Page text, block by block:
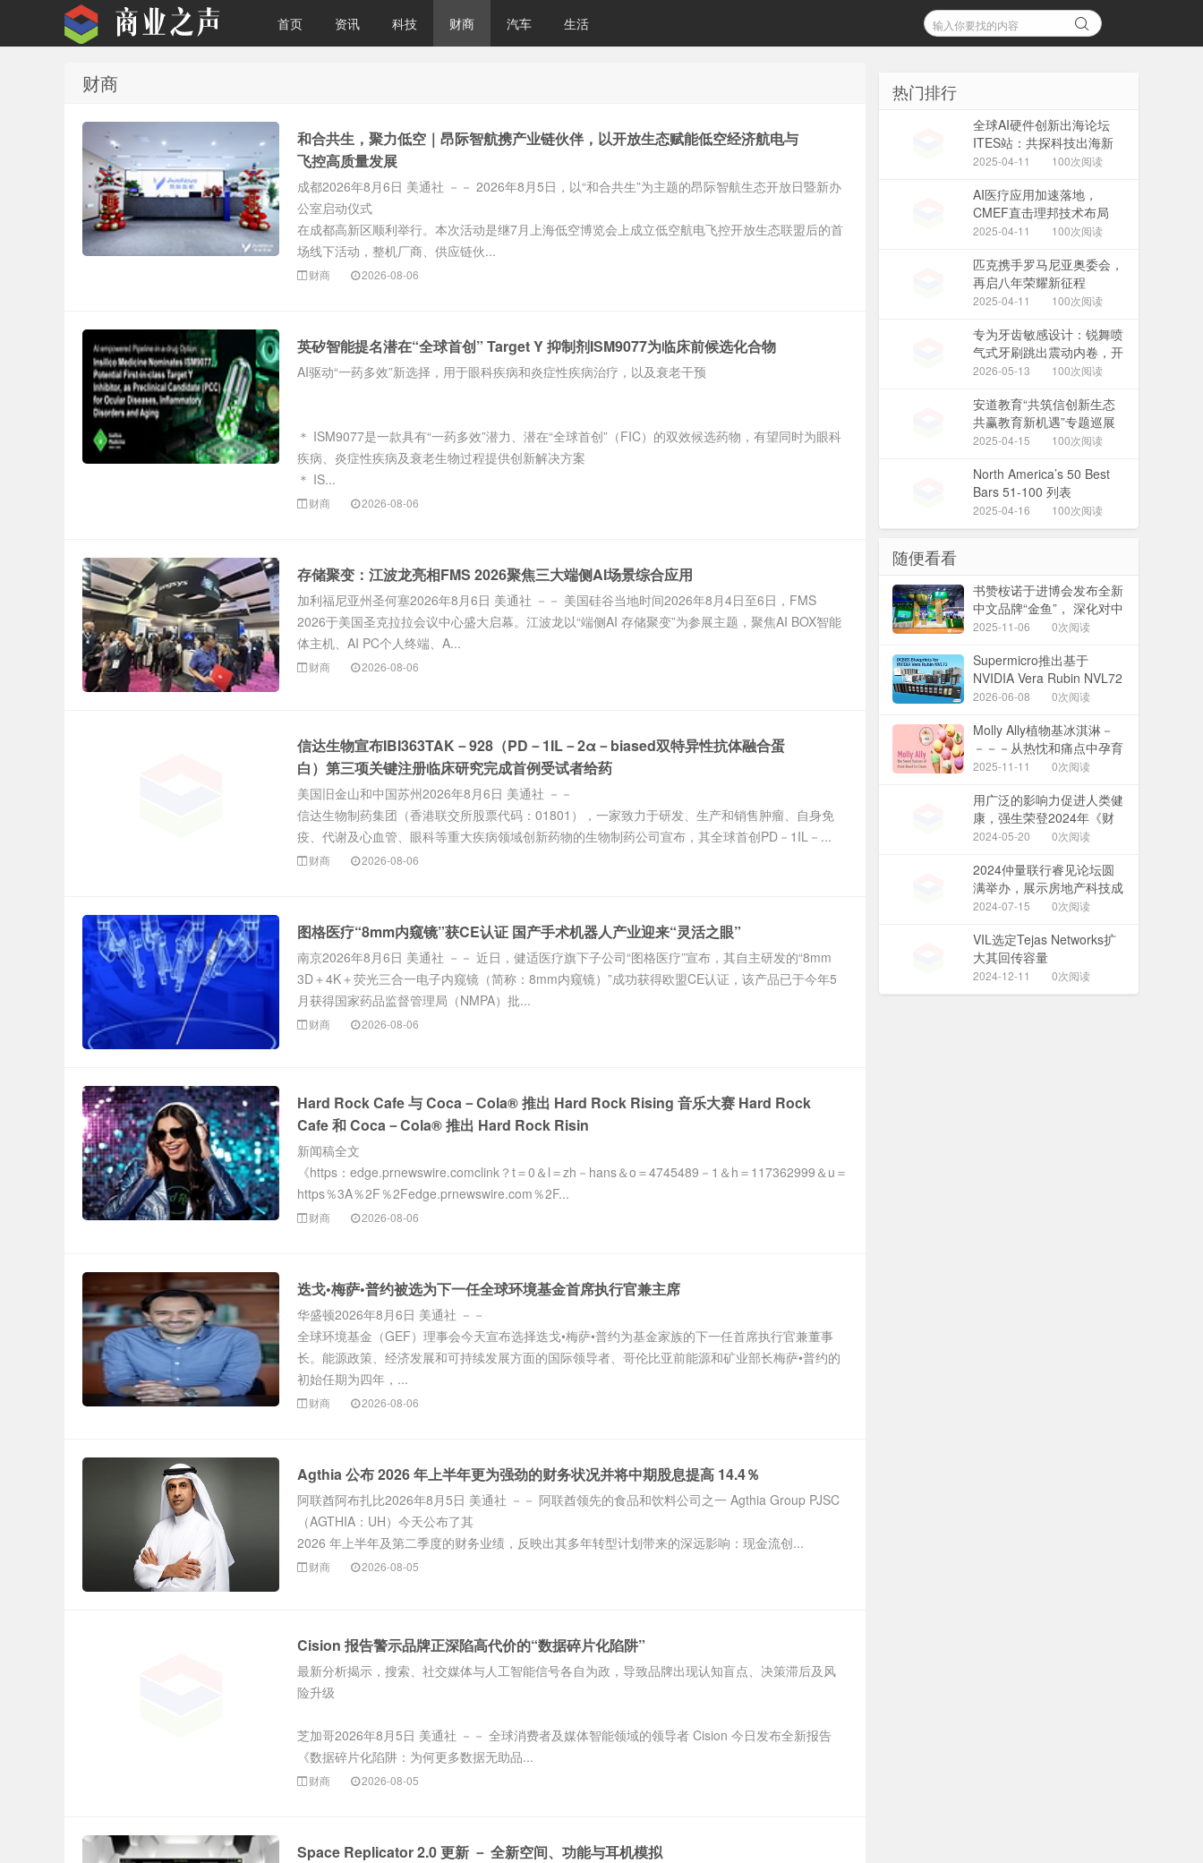
商业之声
首页 资讯 科技 财商 汽车 生活
财商
和合共生，聚力低空｜昂际智航携产业链伙伴，以开放生态赋能低空经济航电与
飞控高质量发展
成都2026年8月6日 美通社 －－ 2026年8月5日，以“和合共生”为主题的昂际智航生态开放日暨新办
公室启动仪式
在成都高新区顺利举行。本次活动是继7月上海低空博览会上成立低空航电飞控开放生态联盟后的首
场线下活动，整机厂商、供应链伙...
财商 2026-08-06
英矽智能提名潜在“全球首创” Target Y 抑制剂ISM9077为临床前候选化合物
AI驱动“一药多效”新选择，用于眼科疾病和炎症性疾病治疗，以及衰老干预
＊ ISM9077是一款具有“一药多效”潜力、潜在“全球首创”（FIC）的双效候选药物，有望同时为眼科
疾病、炎症性疾病及衰老生物过程提供创新解决方案
＊ IS...
财商 2026-08-06
存储聚变：江波龙亮相FMS 2026聚焦三大端侧AI场景综合应用
加利福尼亚州圣何塞2026年8月6日 美通社 －－ 美国硅谷当地时间2026年8月4日至6日，FMS
2026于美国圣克拉拉会议中心盛大启幕。江波龙以“端侧AI 存储聚变”为参展主题，聚焦AI BOX智能
体主机、AI PC个人终端、A...
财商 2026-08-06
信达生物宣布IBI363TAK－928（PD－1IL－2α－biased双特异性抗体融合蛋
白）第三项关键注册临床研究完成首例受试者给药
美国旧金山和中国苏州2026年8月6日 美通社 －－
信达生物制药集团（香港联交所股票代码：01801），一家致力于研发、生产和销售肿瘤、自身免
疫、代谢及心血管、眼科等重大疾病领域创新药物的生物制药公司宣布，其全球首创PD－1IL－...
财商 2026-08-06
图格医疗“8mm内窥镜”获CE认证 国产手术机器人产业迎来“灵活之眼”
南京2026年8月6日 美通社 －－ 近日，健适医疗旗下子公司“图格医疗”宣布，其自主研发的“8mm
3D＋4K＋荧光三合一电子内窥镜（简称：8mm内窥镜）”成功获得欧盟CE认证，该产品已于今年5
月获得国家药品监督管理局（NMPA）批...
财商 2026-08-06
Hard Rock Cafe 与 Coca－Cola® 推出 Hard Rock Rising 音乐大赛 Hard Rock
Cafe 和 Coca－Cola® 推出 Hard Rock Risin
新闻稿全文
《https：edge.prnewswire.comclink？t＝0＆l＝zh－hans＆o＝4745489－1＆h＝117362999＆u＝
https％3A％2F％2Fedge.prnewswire.com％2F...
财商 2026-08-06
迭戈•梅萨•普约被选为下一任全球环境基金首席执行官兼主席
华盛顿2026年8月6日 美通社 －－
全球环境基金（GEF）理事会今天宣布选择迭戈•梅萨•普约为基金家族的下一任首席执行官兼董事
长。能源政策、经济发展和可持续发展方面的国际领导者、哥伦比亚前能源和矿业部长梅萨•普约的
初始任期为四年，...
财商 2026-08-06
Agthia 公布 2026 年上半年更为强劲的财务状况并将中期股息提高 14.4％
阿联酋阿布扎比2026年8月5日 美通社 －－ 阿联酋领先的食品和饮料公司之一 Agthia Group PJSC
（AGTHIA：UH）今天公布了其
2026 年上半年及第二季度的财务业绩，反映出其多年转型计划带来的深远影响：现金流创...
财商 2026-08-05
Cision 报告警示品牌正深陷高代价的“数据碎片化陷阱”
最新分析揭示，搜索、社交媒体与人工智能信号各自为政，导致品牌出现认知盲点、决策滞后及风
险升级
芝加哥2026年8月5日 美通社 －－ 全球消费者及媒体智能领域的领导者 Cision 今日发布全新报告
《数据碎片化陷阱：为何更多数据无助品...
财商 2026-08-05
Space Replicator 2.0 更新 － 全新空间、功能与耳机模拟
热门排行
全球AI硬件创新出海论坛
ITES站：共探科技出海新
机遇
2025-04-11 100次阅读
AI医疗应用加速落地，
CMEF直击理邦技术布局
2025-04-11 100次阅读
匹克携手罗马尼亚奥委会，
再启八年荣耀新征程
2025-04-11 100次阅读
专为牙齿敏感设计：锐舞喷
气式牙刷跳出震动内卷，开
辟温和清洁新路径
2026-05-13 100次阅读
安道教育“共筑信创新生态
共赢教育新机遇”专题巡展
系列活动 ——邯郸站圆满
2025-04-15 100次阅读
North America’s 50 Best
Bars 51-100 列表
2025-04-16 100次阅读
随便看看
书赞桉诺于进博会发布全新
中文品牌“金鱼”， 深化对中
国市场承诺
2025-11-06 0次阅读
Supermicro推出基于
NVIDIA Vera Rubin NVL72
和NVIDIA HGX™ Rubin
从5MW到1GW的端到端完
整解决方案
2026-06-08 0次阅读
Molly Ally植物基冰淇淋－
－－－从热忱和痛点中孕育
的成功
2025-11-11 0次阅读
用广泛的影响力促进人类健
康，强生荣登2024年《财
富》中国ESG影响力榜
2024-05-20 0次阅读
2024仲量联行睿见论坛圆
满举办，展示房地产科技成
就
2024-07-15 0次阅读
VIL选定Tejas Networks扩
大其回传容量
2024-12-11 0次阅读